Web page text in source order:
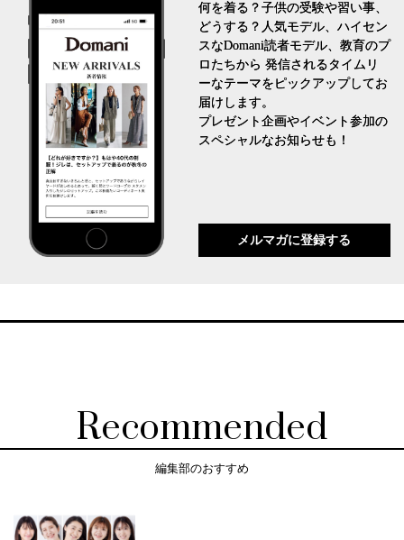
何を着る？子供の受験や習い事、
どうする？人気モデル、ハイセン
スなDomani読者モデル、教育のプ
ロたちから 発信されるタイムリ
ーなテーマをピックアップしてお
届けします。
プレゼント企画やイベント参加の
スペシャルなお知らせも！
メルマガに登録する
Recommended
編集部のおすすめ